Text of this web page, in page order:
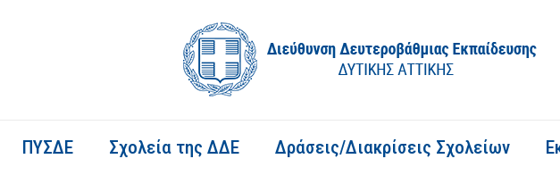
ΠΥΣΔΕ Σχολεία της ΔΔΕ Δράσεις/Διακρίσεις Σχολείων